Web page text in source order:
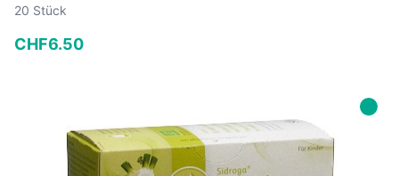
20 Stück
CHF6.50
In den Warenkorb